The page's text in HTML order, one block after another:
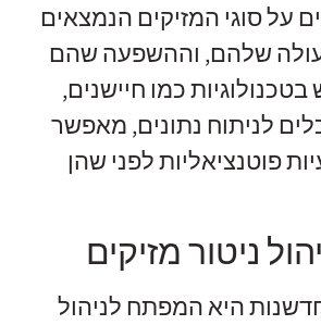
על סוגי המזיקים הנמצאים
שלהם, וההשפעה שהם
כמו חיישנים,
לניתוח נתונים, מאפשר
פוטנציאליות לפני שהן
ניטור מזיקים
היא המפתח לניהול